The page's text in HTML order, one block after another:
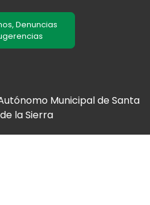
Denuncias
Municipal de Santa
la Sierra